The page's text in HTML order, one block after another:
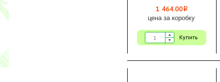
1 464.00i
цена за коробку
Купить